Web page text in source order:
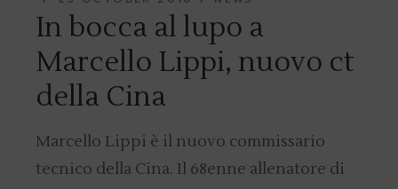
In bocca al lupo a
Marcello Lippi, nuovo ct
della Cina
Marcello Lippi è il nuovo commissario
tecnico della Cina. Il 68enne allenatore di